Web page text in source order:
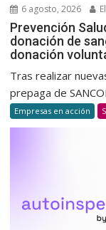
6 agosto, 2026
Prevención
donación de
donación
Tras realizar
prepaga de
Empresas en acción